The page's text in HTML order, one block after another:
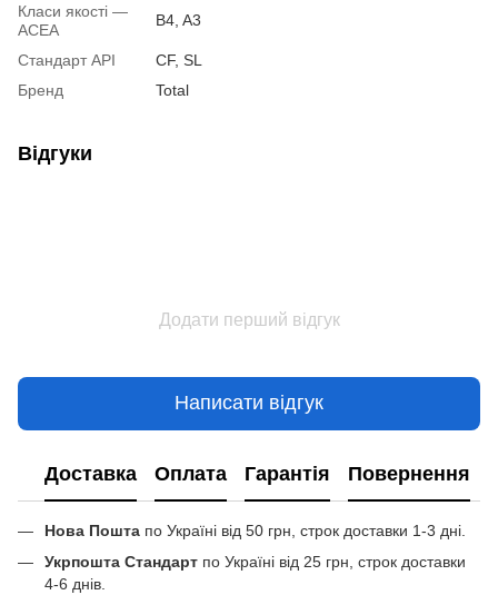
Класи якості —
ACEA
B4, A3
Стандарт API
CF, SL
Бренд
Total
Відгуки
Додати перший відгук
Написати відгук
Доставка Оплата Гарантія Повернення
Нова Пошта по Україні від 50 грн, строк доставки 1-3 дні.
Укрпошта Стандарт по Україні від 25 грн, строк доставки
4-6 днів.